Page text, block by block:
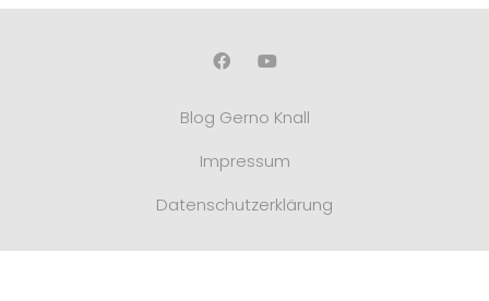
Blog Gerno Knall
Impressum
Datenschutzerklärung